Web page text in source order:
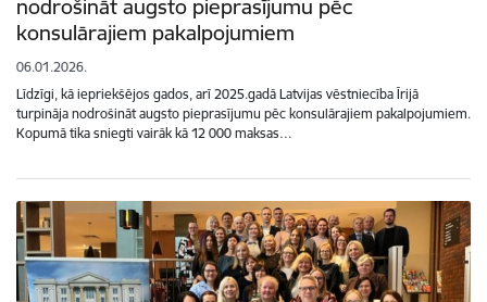
nodrošināt augsto pieprasījumu pēc
konsulārajiem pakalpojumiem
06.01.2026.
Līdzīgi, kā iepriekšējos gados, arī 2025.gadā Latvijas vēstniecība Īrijā
turpināja nodrošināt augsto pieprasījumu pēc konsulārajiem pakalpojumiem.
Kopumā tika sniegti vairāk kā 12 000 maksas…